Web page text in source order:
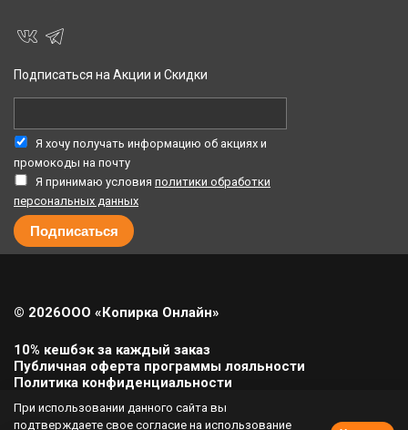
Подписаться на Акции и Скидки
Я хочу получать информацию об акциях и
промокоды на почту
Я принимаю условия политики обработки
персональных данных
© 2026ООО «Копирка Онлайн»
10% кешбэк за каждый заказ
Публичная оферта программы лояльности
Политика конфиденциальности
Урегулирование претензий
При использовании данного сайта вы
подтверждаете свое согласие на использование